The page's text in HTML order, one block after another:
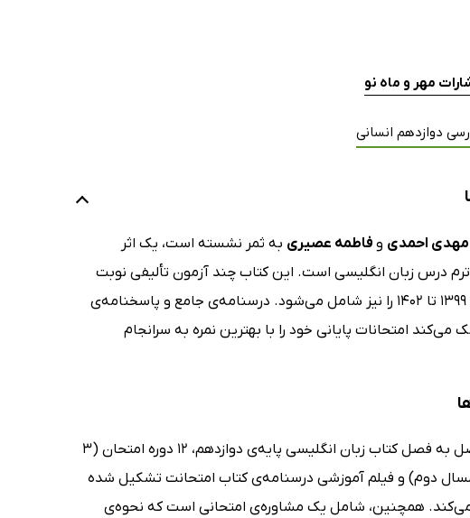
مهر و ماه نو
دوازدهم انسانی
مهدی احمدی و فاطمه عصیری به ثمر نشسته است، یک اثر
درس زبان انگلیسی است. این کتاب چند آزمون تألیفی نوبت
اول و دوم را در بر می‌گیرد و سؤالات امتحانی خرداد و شهریور سال‌های 1399 تا 1402 را نیز شامل می‌شود. درسنامه‌ی جامع و پاسخنامه‌ی
امتحانات پایانی خود را با بهترین نمره به سرانجام
کتاب امتحانت زبان انگلیسی 3 دوازدهم - همه رشته‌ها از خلاصه‌ی فصل به فصل کتاب زبان انگلیسی پایه‌ی دوازدهم، 12 دوره امتحان (3
امتحانی پایانی نیمسال دوم) و فیلم آموزشی درسنامه‌ی کتاب امتحانت تشکیل شده
همچنین، شامل یک مشاوره‌ی امتحانی است که نحوه‌ی